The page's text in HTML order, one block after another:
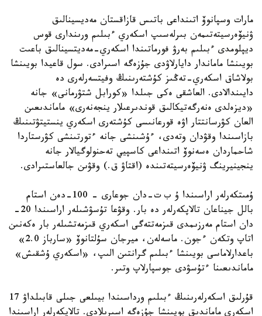
مارات وسپانوۆ اتىنداعى باتىس قازاقستان مەديسينالىق
ۋنيۆەرسيتەتىمەن بىرلەسىپ اسكەري ءبىلىم ورىندارى قوس
ديپلومدى ءبىلىم بەرۋ فورماتىندا اسكەري-مەديتسينالىق باعىت
بويىنشا ماماندار دايارلاۋدى جۇزەگە اسىرادى. سول قاعيدا بويىنشا
بولاشاق اسكەري-تەڭىز كۇشتەرىنىڭ وفيتسەرلەرى دە
دايىندالادى. العاشقى ەكى جىلدا «كورابل شتۋرمانى» جانە
«ديزەلدى ەنەرگەتيكالىق قوندىرعىلار ينجەنەرى» ماماندىعىن
العان كۋرسانتتار اۋە قورعانىسى كۇشتەرى اسكەري ينستيتۋتىنىڭ
بازاسىندا وقۋدان وتەدى، ءۇشىنشى جانە ءتورتىنشى كۋرستاردا
شاحماردان ەسەنوۆ اتىنداعى كاسپيي تەحنولوگيالار جانە
ينجينيرينگ ۋنيۆەرسيتەتىندە (اقتاۋ ق.) وقۋىن جالعاستىرادى.
ۇمىتكەرلەر اراسىندا ۇ ب ت-دان جوعارى – 100-دەن استام
بالل جيناعان تالاپكەرلەر دە بار. وقۋعا تۇسۋشىلەر اراسىندا 20-
دان استام مەرزىمدى قىزمەتتەگى اسكەري قىزمەتشىلەر بار ەكەنىن
اتاپ وتكەن ءجون. ماسەلەن، ميرجان سۇلتانوۆ «سارباز 2.0»
باعدارلاماسى بويىنشا ءبىلىم گرانتىن الىپ، «اسكەري ۇشقىش»
ماماندىعىنا ءتۇسۋدى جوسپارلاپ وتىر.
قۇرلىق اسكەرلەرىنىڭ ءبىلىم ورداسىندا بيىلعى جىلى قابىلداۋ 17